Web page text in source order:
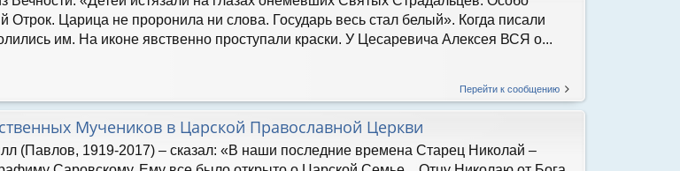
Отрок. Царица не проронила ни слова. Государь весь стал белый». Когда писали
им. На иконе явственно проступали краски. У Цесаревича Алексея ВСЯ о...
Перейти к сообщению
Мучеников в Царской Православной Церкви
(Павлов, 1919-2017) – сказал: «В наши последние времена Старец Николай –